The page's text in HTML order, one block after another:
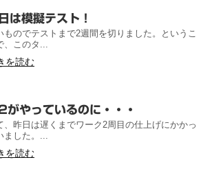
は模擬テスト！
ものでテストまで2週間を切りました。というこ
、このタ...
を読む
がやっているのに・・・
、昨日は遅くまでワーク2周目の仕上げにかかっ
ました。...
を読む